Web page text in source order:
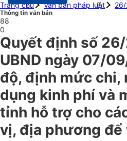
Trang chủ
Văn bản pháp luật
Thông tin văn bản
88
0
Quyết định số
UBND ngày 07/
độ, định mức chi,
dụng kinh phí và
tỉnh hỗ trợ cho
vị, địa phương